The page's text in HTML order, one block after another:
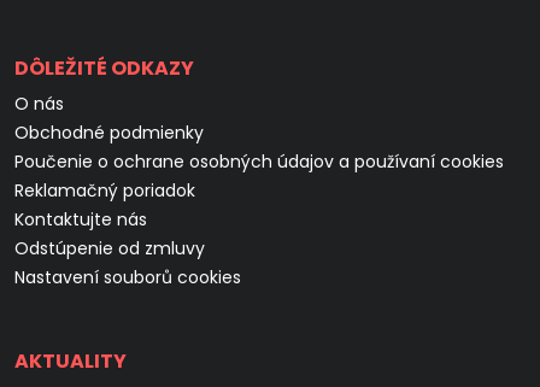
DÔLEŽITÉ ODKAZY
O nás
Obchodné podmienky
Poučenie o ochrane osobných údajov a používaní cookies
Reklamačný poriadok
Kontaktujte nás
Odstúpenie od zmluvy
Nastavení souborů cookies
AKTUALITY